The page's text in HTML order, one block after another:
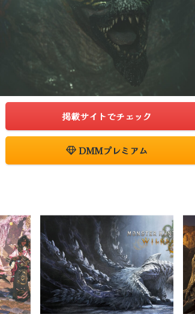
掲載サイトでチェック
DMMプレミアム